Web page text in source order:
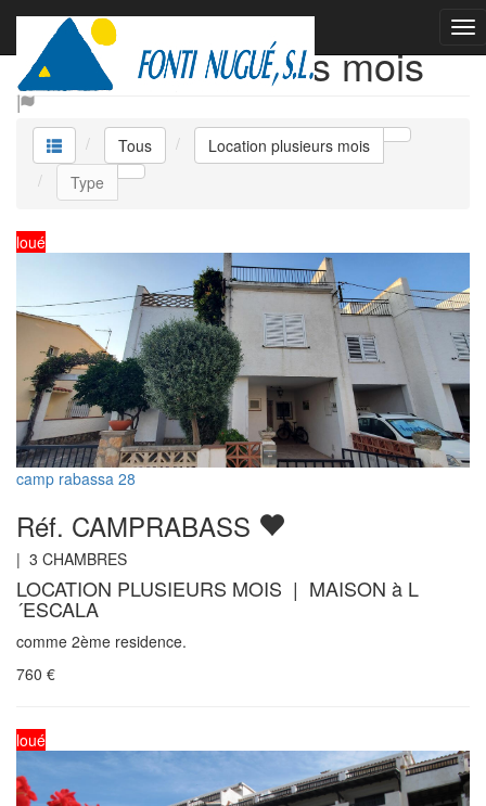
Location plusieurs mois
Tous
Location plusieurs mois
Type
loué
camp rabassa 28
Réf. CAMPRABASS
| 3 CHAMBRES
LOCATION PLUSIEURS MOIS | MAISON à L
´ESCALA
comme 2ème residence.
760 €
loué